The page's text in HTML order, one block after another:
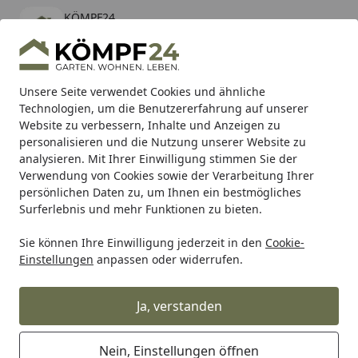
Unsere Seite verwendet Cookies und ähnliche
Technologien, um die Benutzererfahrung auf unserer
Website zu verbessern, Inhalte und Anzeigen zu
personalisieren und die Nutzung unserer Website zu
analysieren. Mit Ihrer Einwilligung stimmen Sie der
Verwendung von Cookies sowie der Verarbeitung Ihrer
persönlichen Daten zu, um Ihnen ein bestmögliches
Surferlebnis und mehr Funktionen zu bieten.
Sie können Ihre Einwilligung jederzeit in den Cookie-
Einstellungen anpassen oder widerrufen.
Ja, verstanden
Nein, Einstellungen öffnen
KÖMPF24
kostenlos - Im App Store
Hotline
Alle Produkte
Mein Konto
Suchen
Karibu Pools inkl. gratis Sandfilteranlage & Pool-
Starterset (Gesamtwert bis 468,99€)
Startseite
Grill Weber Ersatzteil HDWE BAG A FRM ASSY W/STG NO
Weber Ersatzteil HDWE BAG A FRM
ASSY W/STG NO HNGR GEN 22
(77014)